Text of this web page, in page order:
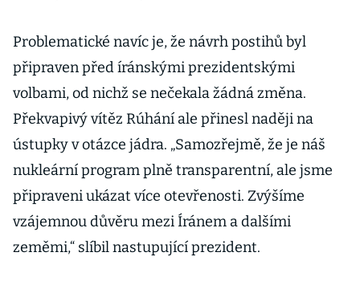
Problematické navíc je, že návrh postihů byl
připraven před íránskými prezidentskými
volbami, od nichž se nečekala žádná změna.
Překvapivý vítěz Rúhání ale přinesl naději na
ústupky v otázce jádra. „Samozřejmě, že je náš
nukleární program plně transparentní, ale jsme
připraveni ukázat více otevřenosti. Zvýšíme
vzájemnou důvěru mezi Íránem a dalšími
zeměmi,“ slíbil nastupující prezident.